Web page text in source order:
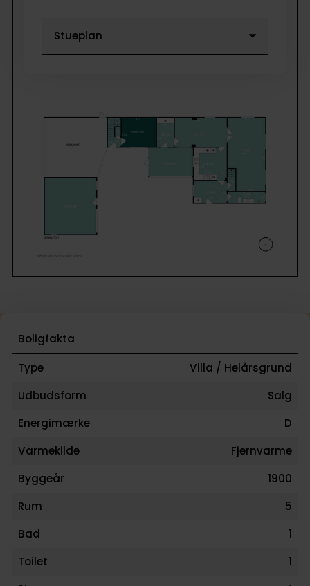
Boligfakta
Type
Villa / Helårsgrund
Udbudsform
Salg
Energimærke
D
Varmekilde
Fjernvarme
Byggeår
1900
Rum
5
Bad
1
Toilet
1